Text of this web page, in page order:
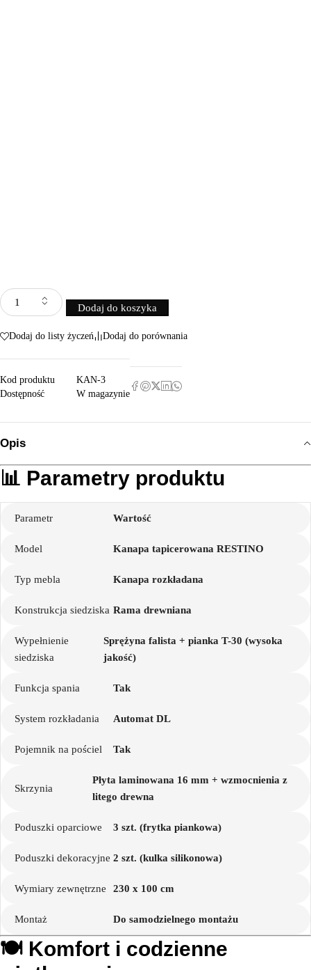
Dodaj do koszyka
Dodaj do listy życzeń Dodaj do porównania
Kod produktu
KAN-3
Dostępność
W magazynie
Opis
📊 Parametry produktu
Parametr Wartość
Model Kanapa tapicerowana RESTINO
Typ mebla Kanapa rozkładana
Konstrukcja siedziska Rama drewniana
Wypełnienie
siedziska
Sprężyna falista + pianka T-30 (wysoka
jakość)
Funkcja spania Tak
System rozkładania Automat DL
Pojemnik na pościel Tak
Skrzynia
Płyta laminowana 16 mm + wzmocnienia z
litego drewna
Poduszki oparciowe 3 szt. (frytka piankowa)
Poduszki dekoracyjne 2 szt. (kulka silikonowa)
Wymiary zewnętrzne 230 x 100 cm
Montaż Do samodzielnego montażu
🍽️ Komfort i codzienne